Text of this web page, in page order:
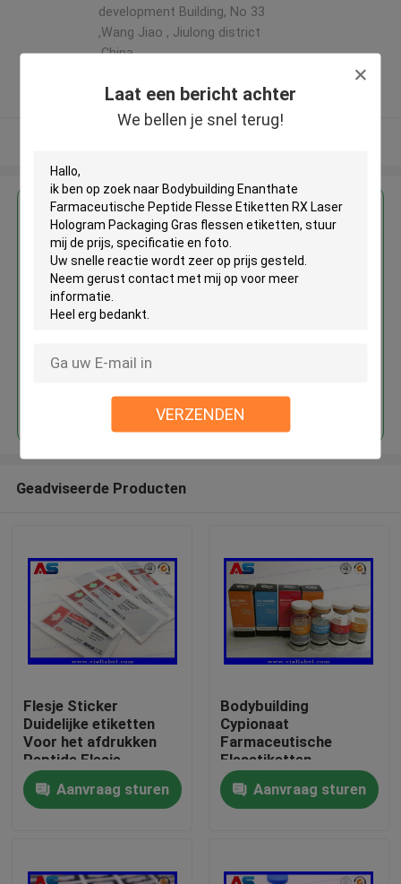
Laat een bericht achter
We bellen je snel terug!
VERZENDEN
Huis
Ongeveer ons
development Building, No 33
,Wang Jiao , Jiulong district
,China
Geverifieerde Leverancier
Krijg de beste prijs voor
Bodybuilding Enanthate
Farmaceutische Peptide Flesse
Packaging Gras flessen
Doorgaan
Geadviseerde Producten
Flesje Sticker
Duidelijke etiketten
Voor het afdrukken
Peptide Flesje
etiketten 10 ml flacon
etiketten Kleine fles
etiketten
Aanvraag sturen
Bodybuilding
Cypionaat
Farmaceutische
Flesetiketten
25x60mm ISO
Gecertificeerd voor
10ml injectieflacons
Aanvraag sturen